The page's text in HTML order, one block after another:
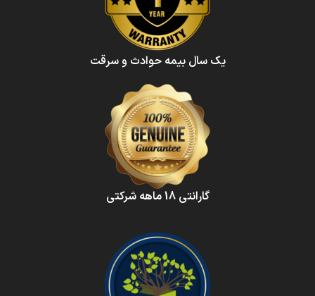
یک سال بیمه حوادث و سرقت
گارانتی 18 ماهه شرکتی